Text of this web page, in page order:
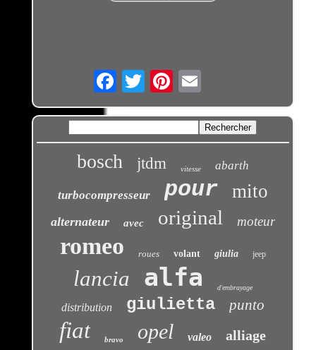
Email
bosch jtdm vitesse abarth
turbocompresseur pour mito
alternateur avec original moteur
romeo roues volant giulia jeep
lancia alfa d'embrayage
distribution giulietta punto
fiat bravo opel valeo alliage